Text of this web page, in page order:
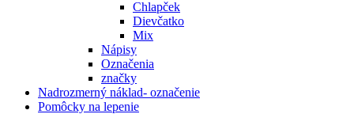
Chlapček
Dievčatko
Mix
Nápisy
Označenia
značky
Nadrozmerný náklad- označenie
Pomôcky na lepenie